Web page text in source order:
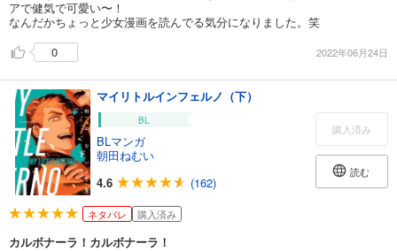
アで健気で可愛い〜！
なんだかちょっと少女漫画を読んでる気分になりました。笑
0
2022年06月24日
マイリトルインフェルノ（下）
BL
BLマンガ
朝田ねむい
4.6
(162)
購入済み
読む
ネタバレ 購入済み
カルボナーラ！カルボナーラ！